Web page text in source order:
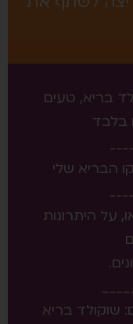
בריא, טעים
הבריא שלי
על היתרונות
שוקולד בריא